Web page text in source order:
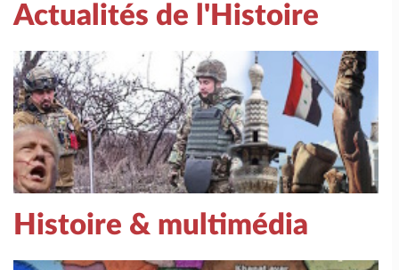
Actualités de l'Histoire
Histoire & multimédia